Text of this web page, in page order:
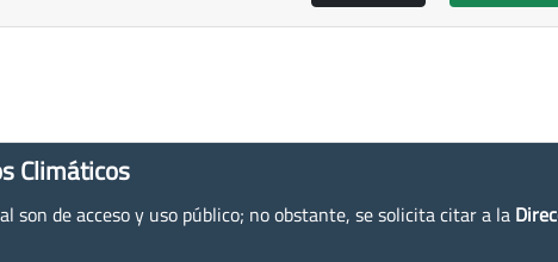
Climáticos
son de acceso y uso público; no obstante, se solicita citar a la